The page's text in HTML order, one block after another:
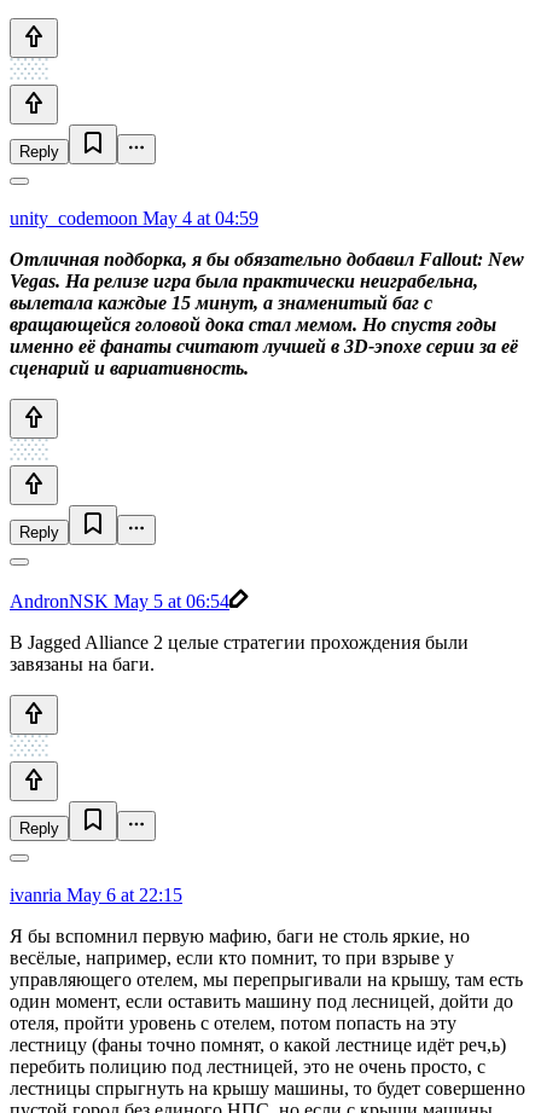
Reply
unity_codemoon May 4 at 04:59
Отличная подборка, я бы обязательно добавил Fallout: New
Vegas. На релизе игра была практически неиграбельна,
вылетала каждые 15 минут, а знаменитый баг с
вращающейся головой дока стал мемом. Но спустя годы
именно её фанаты считают лучшей в 3D-эпохе серии за её
сценарий и вариативность.
Reply
AndronNSK May 5 at 06:54
В Jagged Alliance 2 целые стратегии прохождения были
завязаны на баги.
Reply
ivanria May 6 at 22:15
Я бы вспомнил первую мафию, баги не столь яркие, но
весёлые, например, если кто помнит, то при взрыве у
управляющего отелем, мы перепрыгивали на крышу, там есть
один момент, если оставить машину под лесницей, дойти до
отеля, пройти уровень с отелем, потом попасть на эту
лестницу (фаны точно помнят, о какой лестнице идёт реч,ь)
перебить полицию под лестницей, это не очень просто, с
лестницы спрыгнуть на крышу машины, то будет совершенно